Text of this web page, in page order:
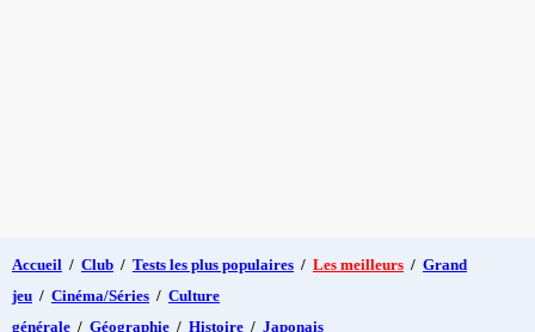
Accueil / Club / Tests les plus populaires / Les meilleurs / Grand
jeu / Cinéma/Séries / Culture
générale / Géographie / Histoire / Japonais